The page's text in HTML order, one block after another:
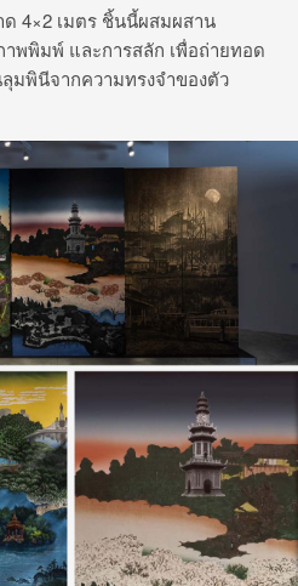
4×2 เมตร ชิ้นนี้ผสมผสาน
าพพิมพ์ และการสลัก เพื่อถ่ายทอด
ลุมพินีจากความทรงจำของตัว